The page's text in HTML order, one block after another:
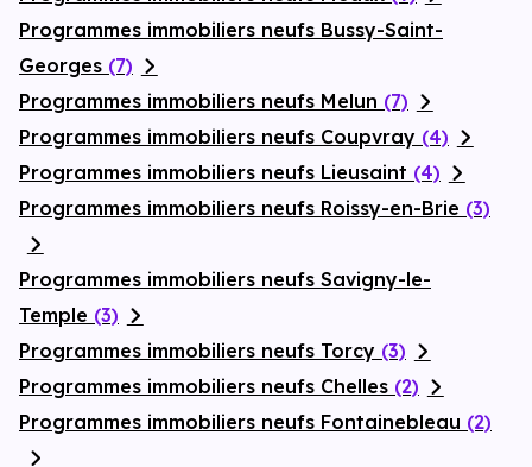
Programmes immobiliers neufs Bussy-Saint-
Georges (7)
Programmes immobiliers neufs Melun (7)
Programmes immobiliers neufs Coupvray (4)
Programmes immobiliers neufs Lieusaint (4)
Programmes immobiliers neufs Roissy-en-Brie (3)
Programmes immobiliers neufs Savigny-le-
Temple (3)
Programmes immobiliers neufs Torcy (3)
Programmes immobiliers neufs Chelles (2)
Programmes immobiliers neufs Fontainebleau (2)